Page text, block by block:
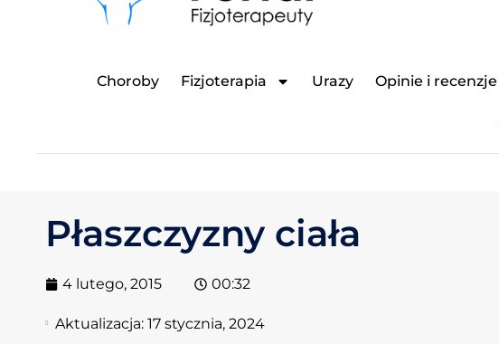
Choroby Fizjoterapia Urazy Opinie i recenzje
Płaszczyzny ciała
4 lutego, 2015 00:32
Aktualizacja:17 stycznia, 2024